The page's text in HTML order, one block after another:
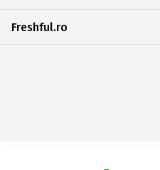
Freshful.ro